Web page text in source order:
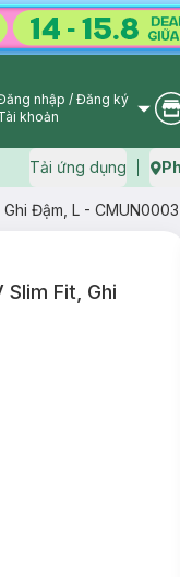
User Icon
nhập / Đăng ký
khoản
Tải ứng dụng
Đậm, L - CMUN0003
Fit, Ghi